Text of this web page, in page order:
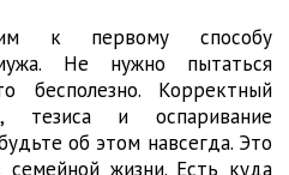
к первому способу
Не нужно пытаться
бесполезно. Корректный
тезиса и оспаривание
об этом навсегда. Это
жизни. Есть куда